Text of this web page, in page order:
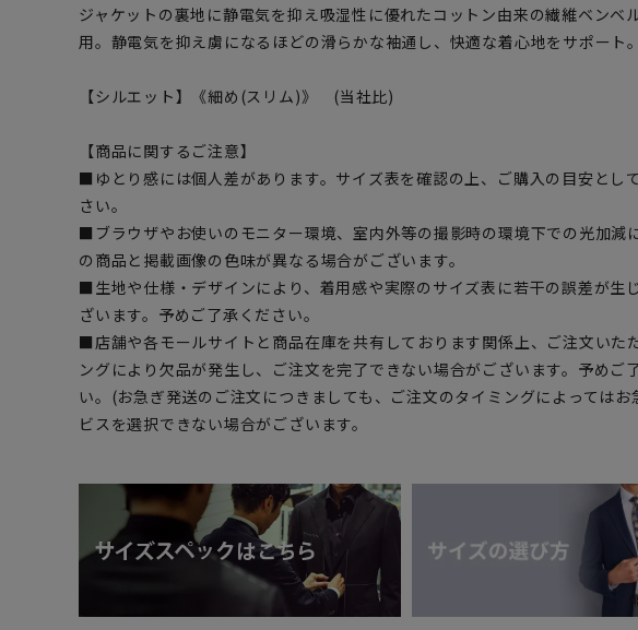
ジャケットの裏地に静電気を抑え吸湿性に優れたコットン由来の繊維ベンベ
用。静電気を抑え虜になるほどの滑らかな袖通し、快適な着心地をサポート。
【シルエット】《細め(スリム)》 (当社比)
【商品に関するご注意】
■ゆとり感には個人差があります。サイズ表を確認の上、ご購入の目安とし
さい。
■ブラウザやお使いのモニター環境、室内外等の撮影時の環境下での光加減
の商品と掲載画像の色味が異なる場合がございます。
■生地や仕様・デザインにより、着用感や実際のサイズ表に若干の誤差が生
ざいます。予めご了承ください。
■店舗や各モールサイトと商品在庫を共有しております関係上、ご注文いた
ングにより欠品が発生し、ご注文を完了できない場合がございます。予めご
い。(お急ぎ発送のご注文につきましても、ご注文のタイミングによってはお
ビスを選択できない場合がございます。